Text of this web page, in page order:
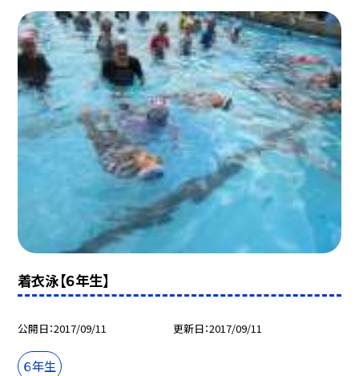
着衣泳【６年生】
公開日 2017/09/11 更新日 2017/09/11
６年生